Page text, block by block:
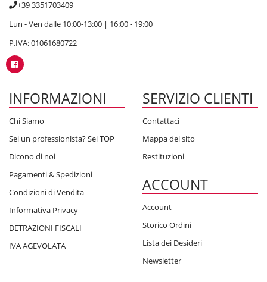
+39 3351703409
Lun - Ven dalle 10:00-13:00 | 16:00 - 19:00
P.IVA: 01061680722
INFORMAZIONI
Chi Siamo
Sei un professionista? Sei TOP
Dicono di noi
Pagamenti & Spedizioni
Condizioni di Vendita
Informativa Privacy
DETRAZIONI FISCALI
IVA AGEVOLATA
SERVIZIO CLIENTI
Contattaci
Mappa del sito
Restituzioni
ACCOUNT
Account
Storico Ordini
Lista dei Desideri
Newsletter